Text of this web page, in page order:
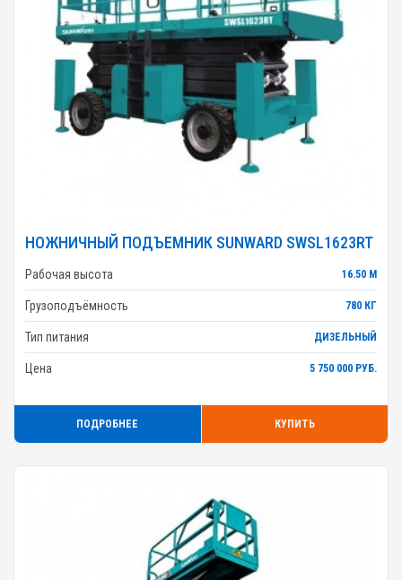
НОЖНИЧНЫЙ ПОДЪЕМНИК SUNWARD SWSL1623RT
Рабочая высота 16.50 М
Грузоподъёмность 780 КГ
Тип питания ДИЗЕЛЬНЫЙ
Цена 5 750 000 РУБ.
ПОДРОБНЕЕ КУПИТЬ